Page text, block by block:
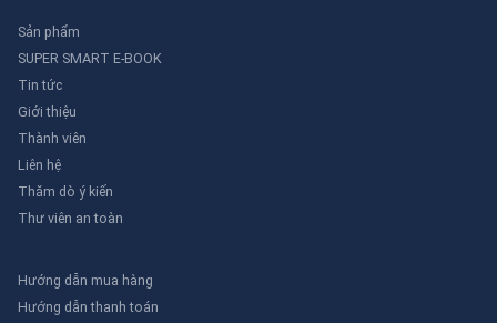
Sản phẩm
SUPER SMART E-BOOK
Tin tức
Giới thiệu
Thành viên
Liên hệ
Thăm dò ý kiến
Thư viên an toàn
Hướng dẫn mua hàng
Hướng dẫn thanh toán